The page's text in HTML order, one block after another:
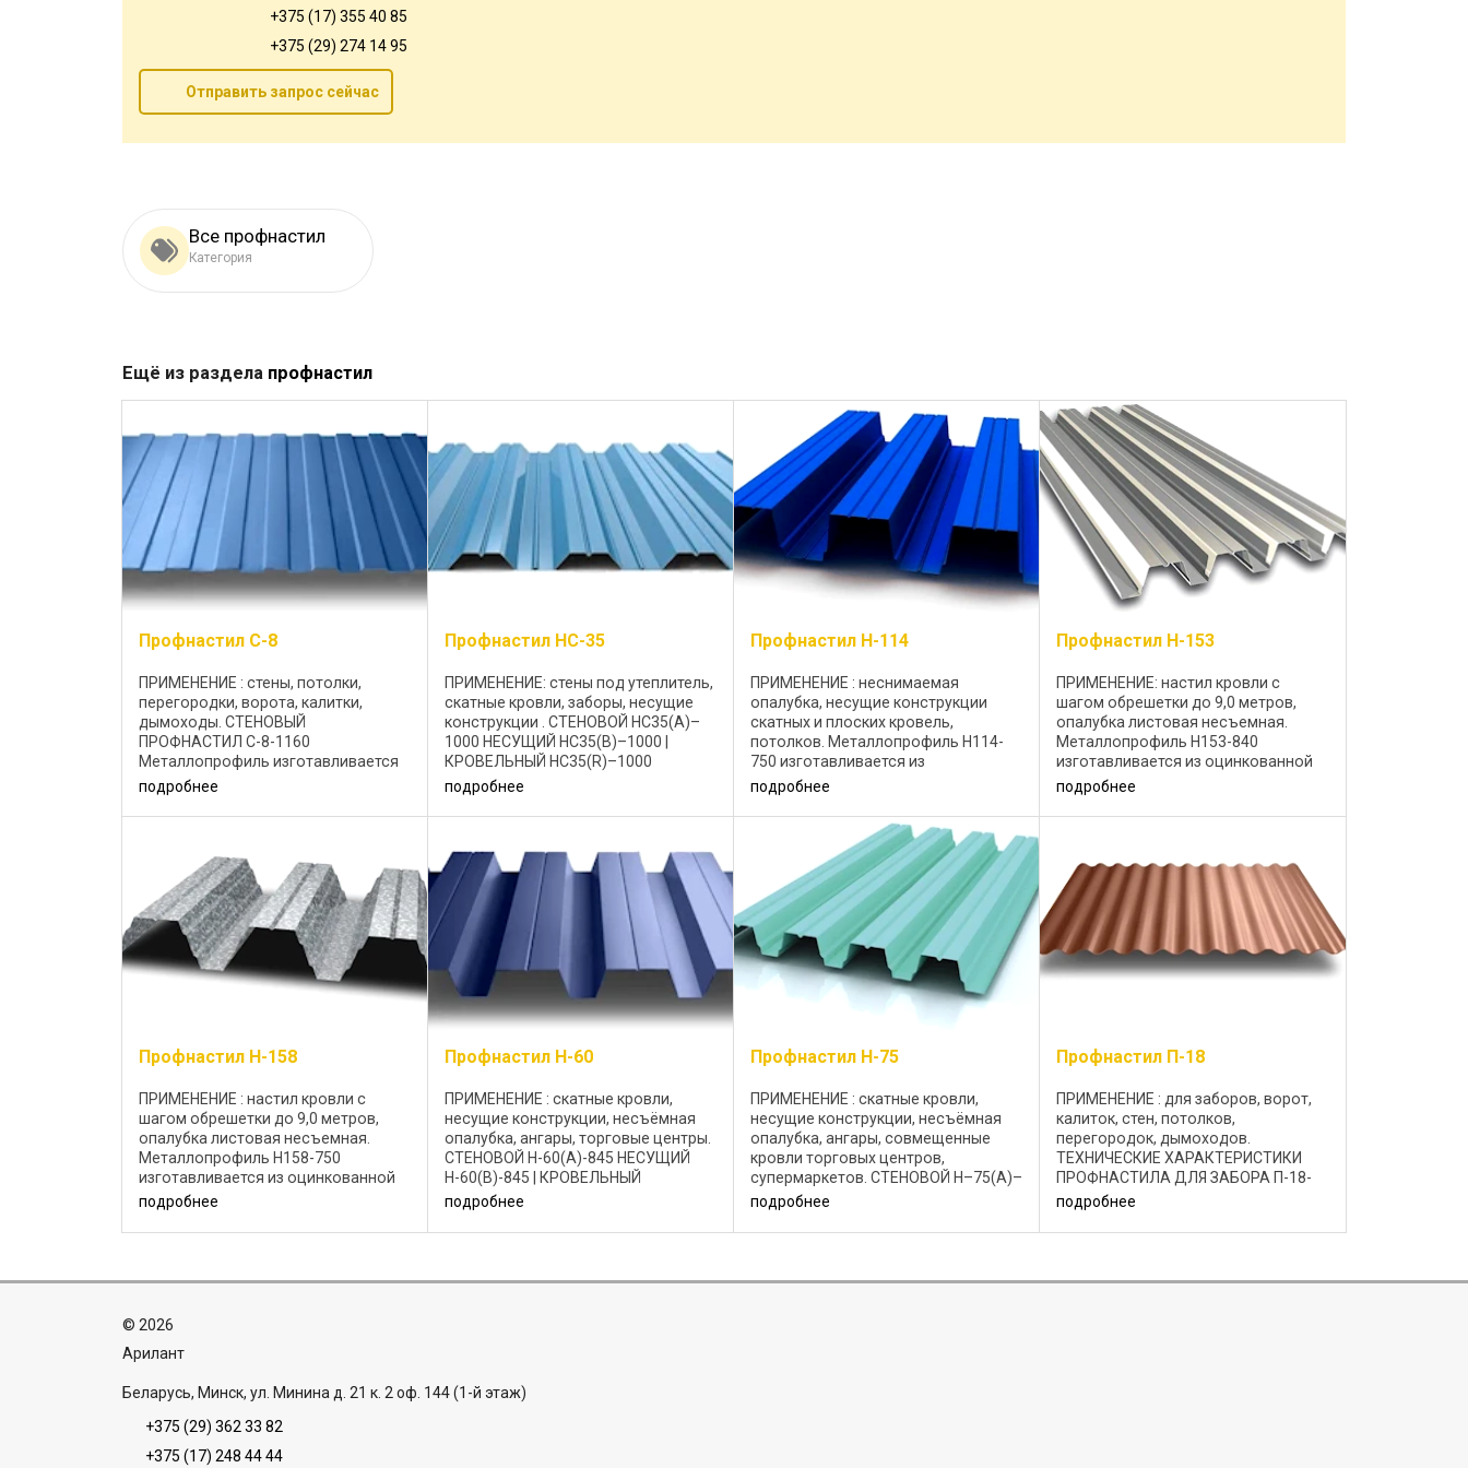
+375 (17) 355 40 85
+375 (29) 274 14 95
Отправить запрос сейчас
Все профнастил
Категория
Ещё из раздела профнастил
Профнастил C-8
ПРИМЕНЕНИЕ : стены, потолки,
перегородки, ворота, калитки,
дымоходы. СТЕНОВЫЙ
ПРОФНАСТИЛ C-8-1160
Металлопрофиль изготавливается
из холоднокатаной стали с
цинковым или алюмоцинковым
антикоррозионным покрытием,
подробнее
Профнастил HC-35
ПРИМЕНЕНИЕ: стены под утеплитель,
скатные кровли, заборы, несущие
конструкции . CТЕНОВОЙ НС35(А)–
1000 НЕСУЩИЙ НС35(B)–1000 |
КРОВЕЛЬНЫЙ НС35(R)–1000
Профлист НС35–1000
изготавливается из холоднокатаной
стали с цинковым или ...
подробнее
Профнастил Н-114
ПРИМЕНЕНИЕ : неснимаемая
опалубка, несущие конструкции
скатных и плоских кровель,
потолков. Металлопрофиль Н114-
750 изготавливается из
оцинкованной стали 0,7-1,0мм.
Возможное декоративное
покрытие: полиэстер 25 мкм;
подробнее
Профнастил Н-153
ПРИМЕНЕНИЕ: настил кровли с
шагом обрешетки до 9,0 метров,
опалубка листовая несъемная.
Металлопрофиль H153-840
изготавливается из оцинкованной
стали 0,75-1,5 мм. Возмозжное
декоративное покрытие: полиэстер
25 мкм; Цветовая ...
подробнее
Профнастил Н-158
ПРИМЕНЕНИЕ : настил кровли с
шагом обрешетки до 9,0 метров,
опалубка листовая несъемная.
Металлопрофиль H158-750
изготавливается из оцинкованной
стали 0,75-1,5 мм. Возможное
25 мкм; Цветовая ...
подробнее
Профнастил Н-60
ПРИМЕНЕНИЕ : скатные кровли,
несущие конструкции, несъёмная
опалубка, ангары, торговые центры.
CТЕНОВОЙ Н-60(А)-845 НЕСУЩИЙ
Н-60(B)-845 | КРОВЕЛЬНЫЙ
Н-60(R)-845 Профнастил Н-60-845
стали с цинковым или
подробнее
Профнастил Н-75
ПРИМЕНЕНИЕ : скатные кровли,
несущие конструкции, несъёмная
опалубка, ангары, совмещенные
кровли торговых центров,
супермаркетов. CТЕНОВОЙ Н–75(А)–
750 НЕСУЩИЙ Н–75(B)–750 |
Металлопрофиль ...
подробнее
Профнастил П-18
ПРИМЕНЕНИЕ : для заборов, ворот,
калиток, стен, потолков,
перегородок, дымоходов.
ТЕХНИЧЕСКИЕ ХАРАКТЕРИСТИКИ
ПРОФНАСТИЛА ДЛЯ ЗАБОРА П-18-
1150 Профлист П-18-1150
стали с цинковым или
подробнее
© 2026
Aрилант
Беларусь, Минск, ул. Минина д. 21 к. 2 оф. 144 (1-й этаж)
+375 (29) 362 33 82
+375 (17) 248 44 44